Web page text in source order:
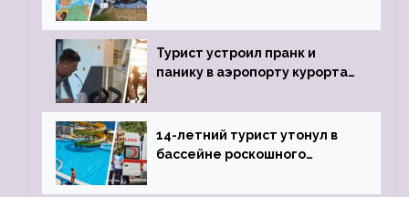
виз
Турист устроил пранк и
панику в аэропорту курорта,
задержке рейса
14-летний турист утонул в
бассейне роскошного